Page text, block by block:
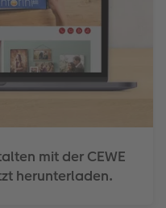
mit der CEWE
herunterladen.